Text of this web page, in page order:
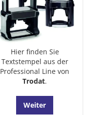
Hier finden Sie
Textstempel aus der
Professional Line von
Trodat.
Weiter